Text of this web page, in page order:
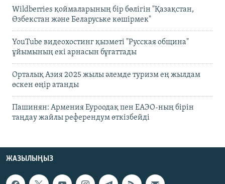
Wildberries қоймаларының бір бөлігін "Қазақстан,
Өзбекстан және Беларуське көшірмек"
YouTube видеохостинг қызметі "Русская община"
ұйымының екі арнасын бұғаттады
Орталық Азия 2025 жылы әлемде туризм ең жылдам
өскен өңір атанды
Пашинян: Армения Еуроодақ пен ЕАЭО-ның бірін
таңдау жайлы референдум өткізбейді
ЖАЗЫЛЫҢЫЗ